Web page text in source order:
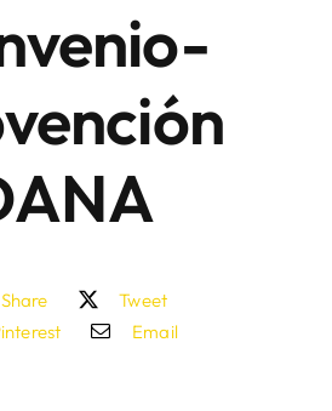
Share
Tweet
Email